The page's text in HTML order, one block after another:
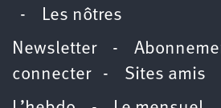
-
Les nôtres
Newsletter-
connecter- Sites amis